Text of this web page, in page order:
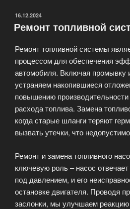
неотъемлемая
технического
обслуживания»
ОПУБЛИКОВАНО
16.12.2024
Ремонт топливной
Ремонт топливной системы
процессом для обеспечения
автомобиля. Включая промывку
устраняем накопившиеся
повышению
расхода топлива. Замена
когда старые шланги теряют
вызвать утечки, что
Ремонт и замена топливного
ключевую роль – насос
под давлением, и его
остановке двигателя. Проводя
заслонки, мы улучшаем